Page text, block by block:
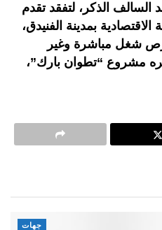
السالف الذكر، لتفقد تقدم
بمدينة الفنيدق،
شغل مباشرة وغير
مشروع “تطوان بارك”،
جهات